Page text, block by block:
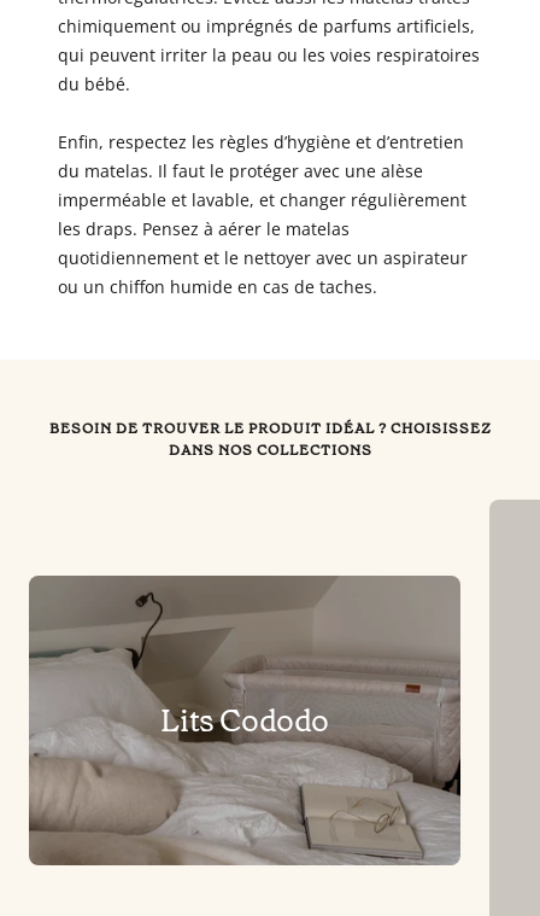
chimiquement ou imprégnés de parfums artificiels,
qui peuvent irriter la peau ou les voies respiratoires
du bébé.
Enfin, respectez les règles d’hygiène et d’entretien
du matelas. Il faut le protéger avec une alèse
imperméable et lavable, et changer régulièrement
les draps. Pensez à aérer le matelas
quotidiennement et le nettoyer avec un aspirateur
ou un chiffon humide en cas de taches.
BESOIN DE TROUVER LE PRODUIT IDÉAL ? CHOISISSEZ
DANS NOS COLLECTIONS
Lits Cododo